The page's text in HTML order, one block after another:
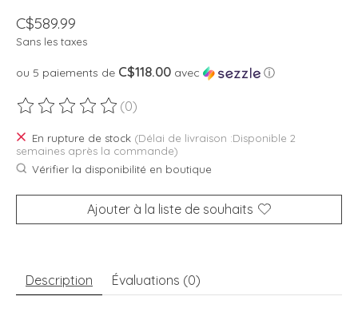
C$589.99
Sans les taxes
ou 5 paiements de C$118.00 avec ⓘ
Ce produit est évalué à
(0)
En rupture de stock (Délai de livraison :Disponible 2
semaines après la commande)
Vérifier la disponibilité en boutique
Ajouter à la liste de souhaits
Description Évaluations (0)